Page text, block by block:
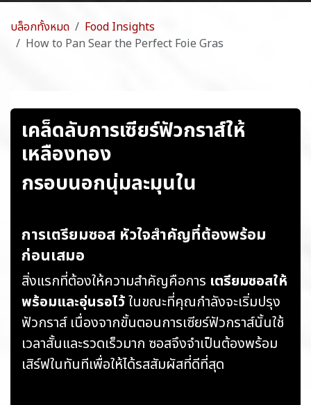
บล็อกทั้งหมด
Food Insights
How to Pan Sear the Perfect Foie Gras
เคล็ดลับการเซียร์ฟัวกราส์ให้
เหลืองทอง
กรอบนอกนุ่มละมุนใน
การเตรียมซอส หัวใจสำคัญที่ต้องพร้อม
ก่อนเสมอ
สิ่งแรกที่ต้องให้ความสำคัญคือการ เตรียมซอสให้
พร้อมและอุ่นรอไว้ในขณะที่คุณกำลังจะเริ่มปรุง
ฟัวกราส์ เนื่องจากขั้นตอนการเซียร์ฟัวกราส์นั้นใช้
เวลาสั้นและรวดเร็วมาก ซอสจึงจำเป็นต้องพร้อม
เสิร์ฟในทันทีเพื่อให้ได้รสสัมผัสที่ดีที่สุด